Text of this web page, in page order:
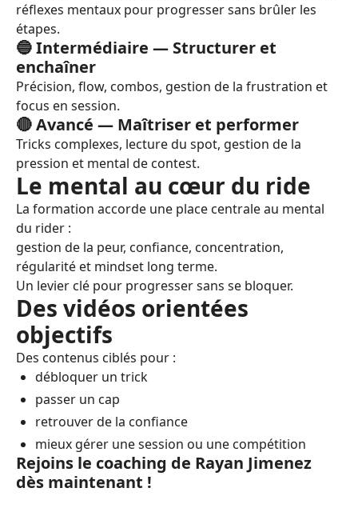
réflexes mentaux pour progresser sans brûler les
étapes.
🔵 Intermédiaire — Structurer et
enchaîner
Précision, flow, combos, gestion de la frustration et
focus en session.
🔴 Avancé — Maîtriser et performer
Tricks complexes, lecture du spot, gestion de la
pression et mental de contest.
Le mental au cœur du ride
La formation accorde une place centrale au mental
du rider :
gestion de la peur, confiance, concentration,
régularité et mindset long terme.
Un levier clé pour progresser sans se bloquer.
Des vidéos orientées
objectifs
Des contenus ciblés pour :
débloquer un trick
passer un cap
retrouver de la confiance
mieux gérer une session ou une compétition
Rejoins le coaching de Rayan Jimenez
dès maintenant !